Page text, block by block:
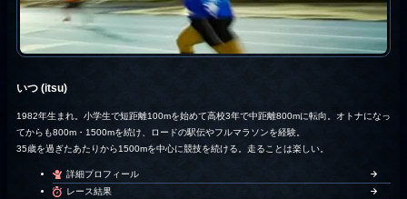
いつ (itsu)
1982年生まれ。小学生で短距離100mを始めて高校3年で中距離800mに転向。オトナになっ
てからも800m・1500mを続け、ロードの駅伝やフルマラソンを経験。
35歳を過ぎたあたりから1500mを中心に競技を続ける。走ることは楽しい。
詳細プロフィール
レース結果